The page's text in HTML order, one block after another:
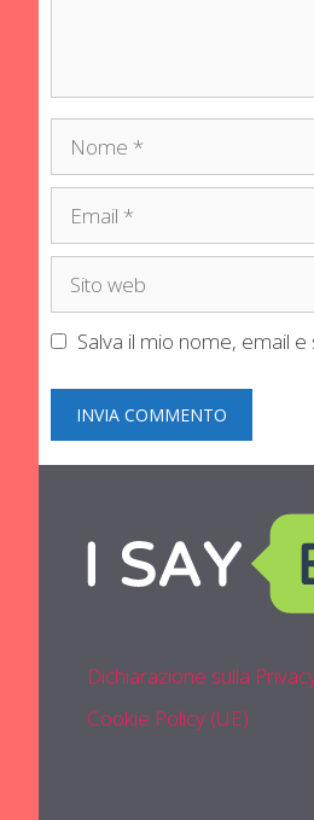
Nome
Email
Sito
Salva il mio nome, email
Dichiarazione sulla
Cookie Policy (UE)